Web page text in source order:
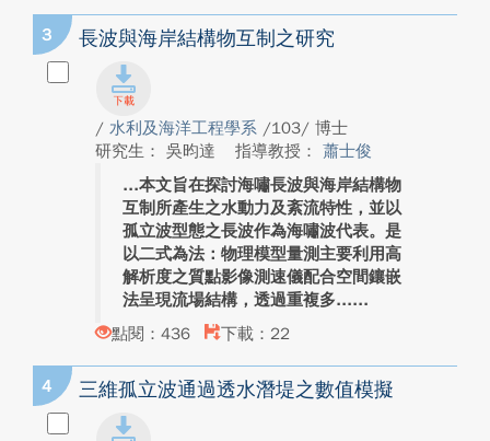
3 長波與海岸結構物互制之研究
/ 水利及海洋工程學系 /103/ 博士
研究生： 吳昀達
指導教授： 蕭士俊
本文旨在探討海嘯長波與海岸結構物
互制所產生之水動力及紊流特性，並以
孤立波型態之長波作為海嘯波代表。是
以二式為法：物理模型量測主要利用高
解析度之質點影像測速儀配合空間鑲嵌
法呈現流場結構，透過重複多...
點閱：436
下載：22
4 三維孤立波通過透水潛堤之數值模擬